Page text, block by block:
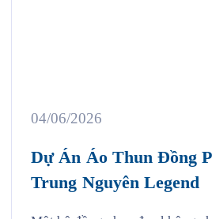
04/06/2026
Dự Án Áo Thun Đồng
Trung Nguyên Legend